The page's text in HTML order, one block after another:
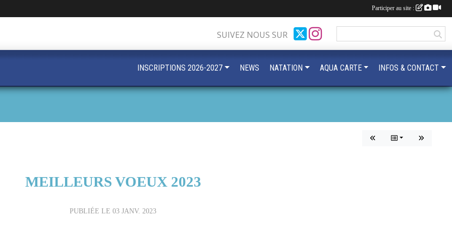
MEILLEURS VOEUX 2023
PUBLIÉE LE 03 JANV. 2023
SUIVEZ NOUS SUR
INSCRIPTIONS 2026-2027 NEWS NATATION AQUA CARTE INFOS & CONTACT
Participer au site :